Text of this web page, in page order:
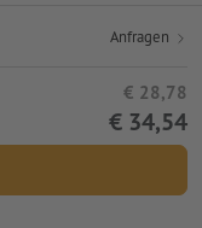
Anfragen
€ 28,78
€ 34,54